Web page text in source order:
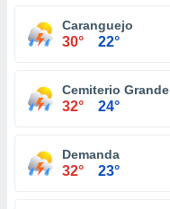
Caranguejo
30° 22°
Cemiterio Grande
32° 24°
Demanda
32° 23°